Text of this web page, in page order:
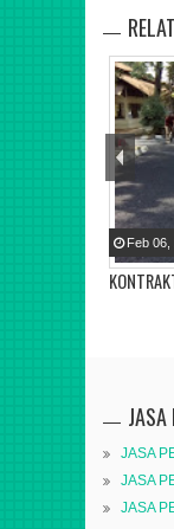
Feb 06
JASA
JASA
JASA
JASA